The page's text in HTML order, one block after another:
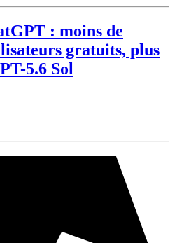
: moins de
gratuits, plus
5.6 Sol